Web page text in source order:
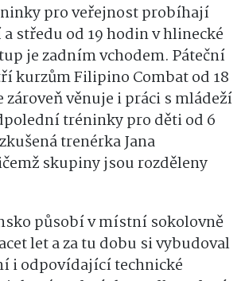
pro veřejnost probíhají
středu od 19 hodin v hlinecké
je zadním vchodem. Páteční
kurzům Filipino Combat od 18
věnuje i práci s mládeží
tréninky pro děti od 6
trenérka Jana
skupiny jsou rozděleny
působí v místní sokolovně
let a za tu dobu si vybudoval
i odpovídající technické